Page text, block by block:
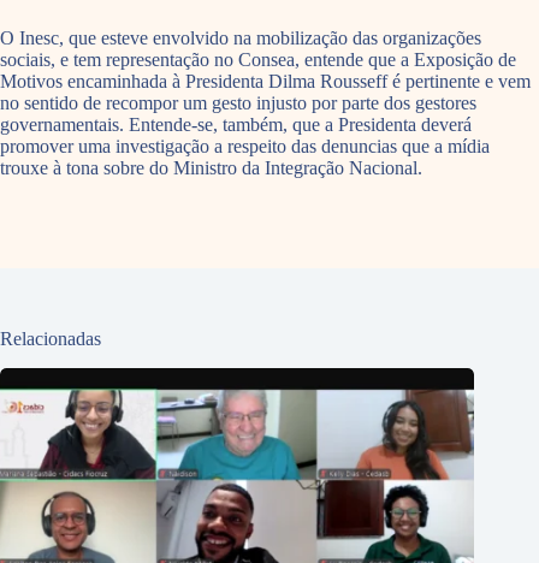
O Inesc, que esteve envolvido na mobilização das organizações
sociais, e tem representação no Consea, entende que a Exposição de
Motivos encaminhada à Presidenta Dilma Rousseff é pertinente e vem
no sentido de recompor um gesto injusto por parte dos gestores
governamentais. Entende-se, também, que a Presidenta deverá
promover uma investigação a respeito das denuncias que a mídia
trouxe à tona sobre do Ministro da Integração Nacional.
Relacionadas